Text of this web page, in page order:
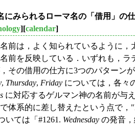
にみられるローマ名の「借用」の
][calendar]
前は，よく知られているように，
前を反映している．いずれも，
その借用の仕方に3つのパターン
, Thursday, Friday については，各々
に対応するゲルマン神の名前が与
体系的に差し替えたという点で，
いては「#1261. Wednesday の発音